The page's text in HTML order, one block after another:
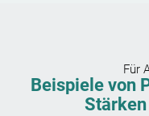
Für
Beispiele von